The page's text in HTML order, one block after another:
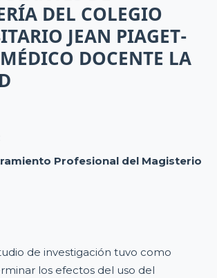
DEL COLEGIO
JEAN PIAGET-
DOCENTE LA
Profesional del Magisterio
de investigación tuvo como
los efectos del uso del